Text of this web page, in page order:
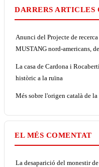
DARRERS ARTICLES
Anunci del Projecte de
MUSTANG nord-americans,
La casa de Cardona i
històric a la ruïna
Més sobre l'origen català de la
EL MÉS COMENTAT
La desaparició del monestir